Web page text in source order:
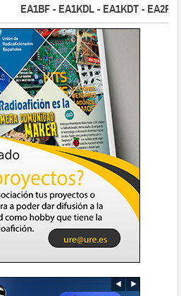
EA1BF - EA1KDL - EA1KDT - EA2FBJ -